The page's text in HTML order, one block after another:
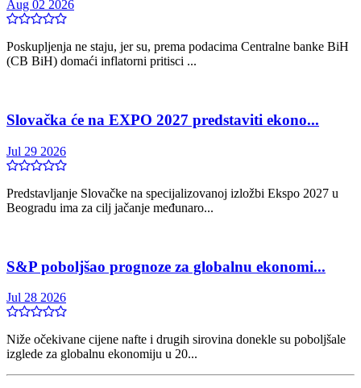
Aug 02 2026
Poskupljenja ne staju, jer su, prema podacima Centralne banke BiH
(CB BiH) domaći inflatorni pritisci ...
Slovačka će na EXPO 2027 predstaviti ekono...
Jul 29 2026
Predstavljanje Slovačke na specijalizovanoj izložbi Ekspo 2027 u
Beogradu ima za cilj jačanje međunaro...
S&P poboljšao prognoze za globalnu ekonomi...
Jul 28 2026
Niže očekivane cijene nafte i drugih sirovina donekle su poboljšale
izglede za globalnu ekonomiju u 20...